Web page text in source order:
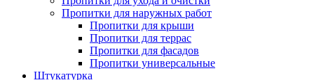
Пропитки для наружных работ
Пропитки для крыши
Пропитки для террас
Пропитки для фасадов
Пропитки универсальные
Штукатурка